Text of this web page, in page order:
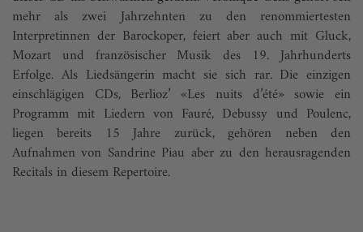
mehr als zwei Jahrzehnten zu den renommiertesten
Interpretinnen der Barockoper, feiert aber auch mit Gluck,
Mozart und französischer Musik des 19. Jahrhunderts
Erfolge. Als Liedsängerin macht sie sich rar. Die einzigen
einschlägigen CDs, Berlioz’ «Les nuits d’été» sowie ein
Programm mit Liedern von Fauré, Debussy und Poulenc,
liegen bereits 15 Jahre zurück, gehören neben den
Aufnahmen von Sandrine Piau aber zu den herausragenden
Recitals in diesem Repertoire.